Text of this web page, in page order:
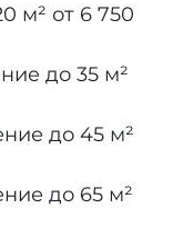
м² от 6 750
до 35 м²
до 45 м²
до 65 м²